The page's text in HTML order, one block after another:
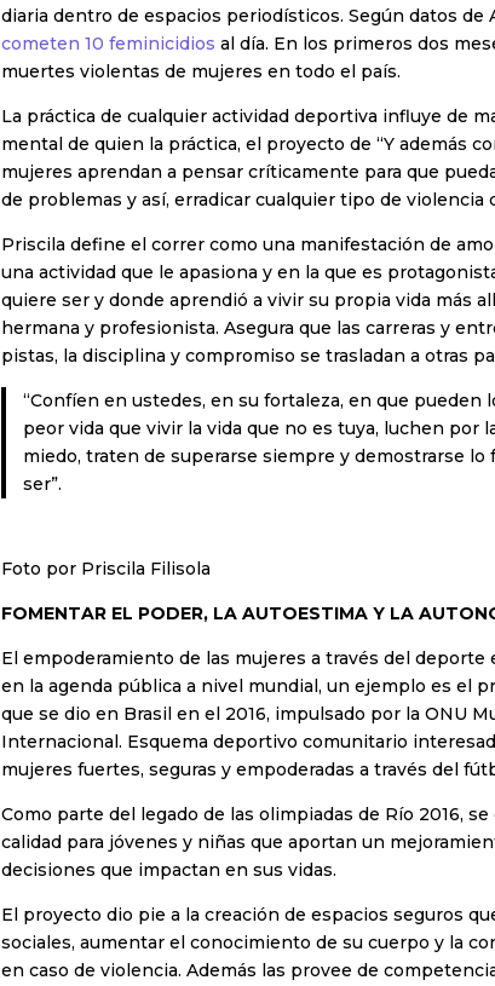
diaria dentro de espacios periodísticos. Según datos de
cometen 10 feminicidios al día. En los primeros dos
muertes violentas de mujeres en todo el país.
La práctica de cualquier actividad deportiva influye de
mental de quien la práctica, el proyecto de “Y además
mujeres aprendan a pensar críticamente para que
de problemas y así, erradicar cualquier tipo de violencia
Priscila define el correr como una manifestación de
una actividad que le apasiona y en la que es
quiere ser y donde aprendió a vivir su propia vida más
hermana y profesionista. Asegura que las carreras y
pistas, la disciplina y compromiso se trasladan a otras
“Confíen en ustedes, en su fortaleza, en que pueden
peor vida que vivir la vida que no es tuya, luchen por
miedo, traten de superarse siempre y demostrarse
ser”.
Foto por Priscila Filisola
FOMENTAR EL PODER, LA AUTOESTIMA Y LA
El empoderamiento de las mujeres a través del deporte
en la agenda pública a nivel mundial, un ejemplo es el
que se dio en Brasil en el 2016, impulsado por la ONU
Internacional. Esquema deportivo comunitario
mujeres fuertes, seguras y empoderadas a través del
Como parte del legado de las olimpiadas de Río 2016,
calidad para jóvenes y niñas que aportan un
decisiones que impactan en sus vidas.
El proyecto dio pie a la creación de espacios seguros
sociales, aumentar el conocimiento de su cuerpo y la
en caso de violencia. Además las provee de